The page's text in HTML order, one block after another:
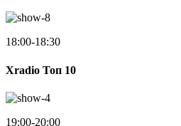
18:00-18:30
Xradio Топ 10
19:00-20:00